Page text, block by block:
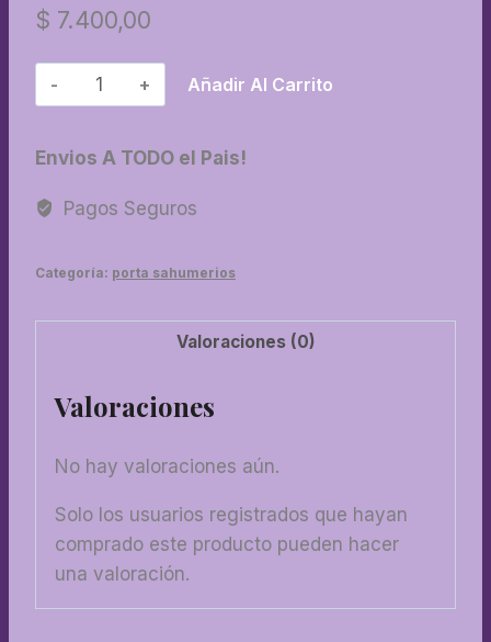
$ 7.400,00
73-
Porta
torre
cantidad
Añadir Al Carrito
Envios A TODO el Pais!
Pagos Seguros
Categoría: porta sahumerios
Valoraciones (0)
Valoraciones
No hay valoraciones aún.
Solo los usuarios registrados que hayan
comprado este producto pueden hacer
una valoración.